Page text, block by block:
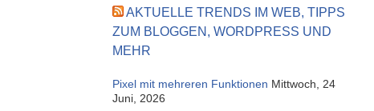
AKTUELLE TRENDS IM WEB, TIPPS
ZUM BLOGGEN, WORDPRESS UND
MEHR
Pixel mit mehreren Funktionen Mittwoch, 24
Juni, 2026